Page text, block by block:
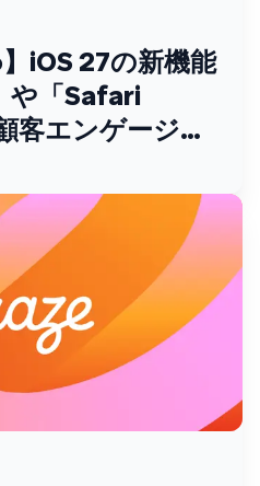
iOS 27の新機能
や「Safari
エンゲージメ